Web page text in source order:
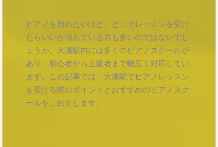
ピアノを始めたいけど、どこでレッスンを受け
たらいいか悩んでいる方も多いのではないでし
ょうか。大溝駅内には多くのピアノスクールが
あり、初心者から上級者まで幅広く対応してい
ます。この記事では、大溝駅でピアノレッスン
を受ける際のポイントとおすすめのピアノスク
ールをご紹介します。